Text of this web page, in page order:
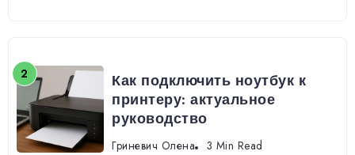
Как подключить ноутбук к
принтеру: актуальное
руководство
Гриневич Олена 3 Min Read